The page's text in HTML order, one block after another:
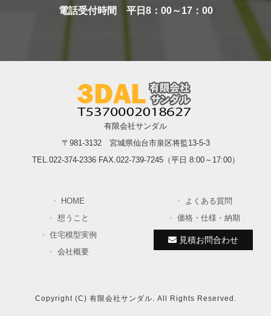
電話受付時間 平日8：00～17：00
有限会社サンダル
〒981-3132 宮城県仙台市泉区将監13-5-3
TEL.022-374-2336 FAX.022-739-7245（平日 8:00～17:00）
HOME
想うこと
住宅模型実例
会社概要
よくある質問
価格・仕様・納期
見積お問合わせ
Copyright (C) 有限会社サンダル. All Rights Reserved.